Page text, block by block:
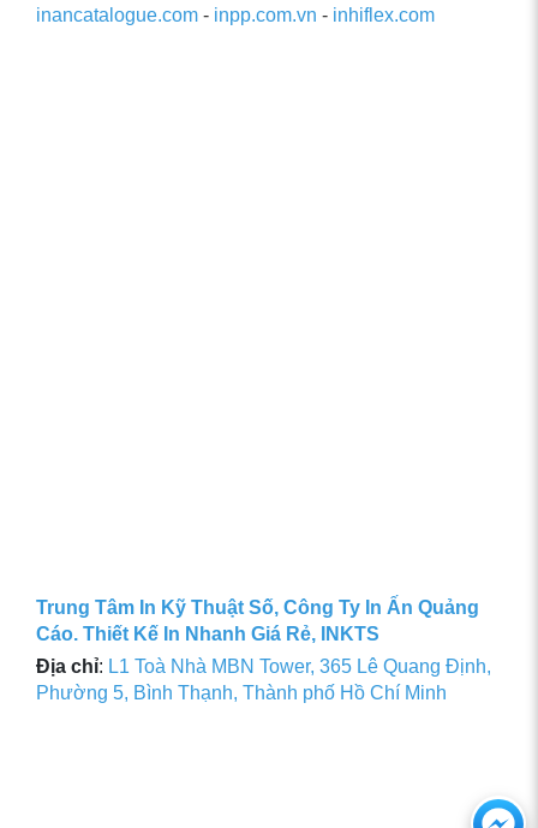
inancatalogue.com - inpp.com.vn - inhiflex.com
Trung Tâm In Kỹ Thuật Số, Công Ty In Ấn Quảng
Cáo. Thiết Kế In Nhanh Giá Rẻ, INKTS
Địa chỉ: L1 Toà Nhà MBN Tower, 365 Lê Quang Định,
Phường 5, Bình Thạnh, Thành phố Hồ Chí Minh